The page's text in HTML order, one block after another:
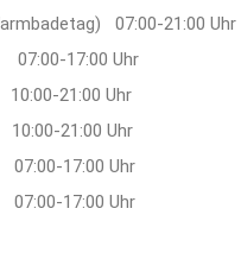
07:00-21:00 Uhr
17:00 Uhr
21:00 Uhr
21:00 Uhr
17:00 Uhr
17:00 Uhr